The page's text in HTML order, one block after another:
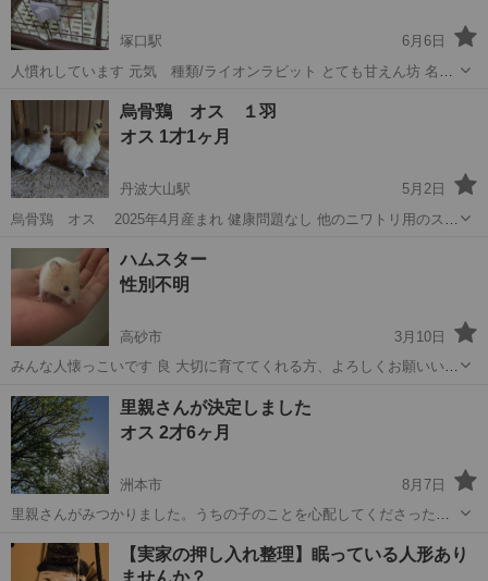
塚口駅
6月6日
人慣れしています 元気 種類/ライオンラビット とても甘えん坊 名前
きません。迎えに来てくださる方で 宜しくお願いします。
兵庫 尼崎市 塚口駅 ライオンラビット
烏骨鶏 オス １羽
オス 1才1ヶ月
丹波大山駅
5月2日
烏骨鶏 オス 2025年4月産まれ 健康問題なし 他のニワトリ用のスペ
兵庫 丹波市 丹波大山駅
ハムスター
性別不明
高砂市
3月10日
みんな人懐っこいです 良 大切に育ててくれる方、よろしくお願いいた
里親様決まり、残り4匹になります。 (追記3月2...
兵庫 高砂市 その他 ハムスター
里親さんが決定しました
オス 2才6ヶ月
洲本市
8月7日
里親さんがみつかりました。うちの子のことを心配してくださった皆
兵庫 洲本市 その他 つけ
【実家の押し入れ整理】眠っている人形あり